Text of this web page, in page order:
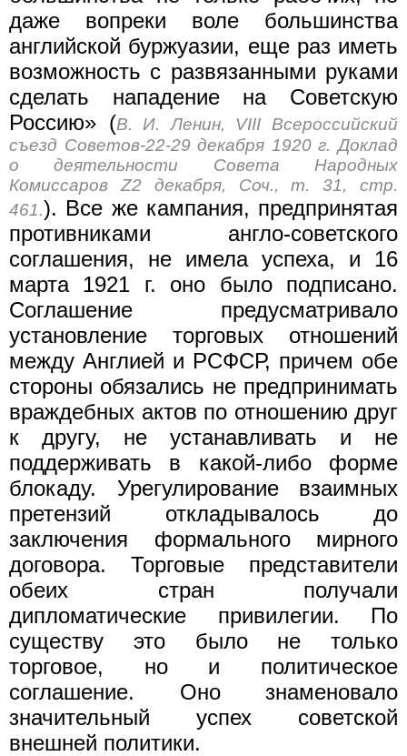
даже вопреки воле большинства
английской буржуазии, еще раз иметь
возможность с развязанными руками
сделать нападение на Советскую
Россию» (В. И. Ленин, VIII Всероссийский
съезд Советов-22-29 декабря 1920 г. Доклад
о деятельности Совета Народных
Комиссаров Z2 декабря, Соч., т. 31, стр.
461.). Все же кампания, предпринятая
противниками англо-советского
соглашения, не имела успеха, и 16
марта 1921 г. оно было подписано.
Соглашение предусматривало
установление торговых отношений
между Англией и РСФСР, причем обе
стороны обязались не предпринимать
враждебных актов по отношению друг
к другу, не устанавливать и не
поддерживать в какой-либо форме
блокаду. Урегулирование взаимных
претензий откладывалось до
заключения формального мирного
договора. Торговые представители
обеих стран получали
дипломатические привилегии. По
существу это было не только
торговое, но и политическое
соглашение. Оно знаменовало
значительный успех советской
внешней политики.